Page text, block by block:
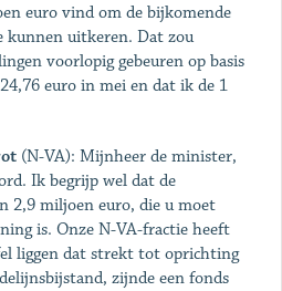
euro vind om de bijkomende
kunnen uitkeren. Dat zou
voorlopig gebeuren op basis
euro in mei en dat ik de 1
(N-VA): Mijnheer de minister,
Ik begrijp wel dat de
2,9 miljoen euro, die u moet
is. Onze N-VA-fractie heeft
liggen dat strekt tot oprichting
zijnde een fonds